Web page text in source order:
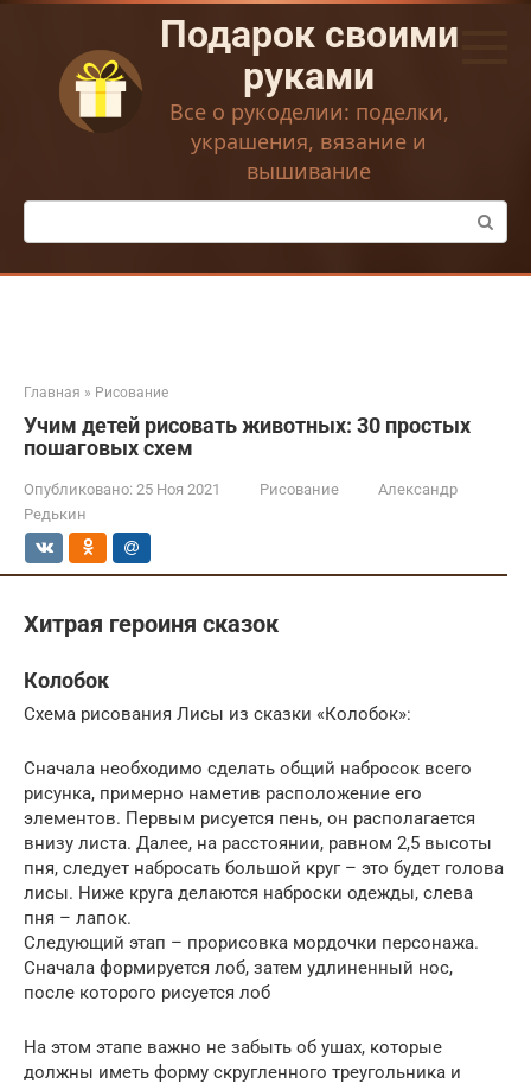
Перейти
контенту
Подарок своими
руками
Все о рукоделии: поделки,
украшения, вязание и
вышивание
Поиск:
Главная » Рисование
Учим детей рисовать животных: 30 простых
пошаговых схем
Опубликовано: 25 Ноя 2021 Рисование
Александр
Редькин
Хитрая героиня сказок
Колобок
Схема рисования Лисы из сказки «Колобок»:
Сначала необходимо сделать общий набросок всего
рисунка, примерно наметив расположение его
элементов. Первым рисуется пень, он располагается
внизу листа. Далее, на расстоянии, равном 2,5 высоты
пня, следует набросать большой круг – это будет голова
лисы. Ниже круга делаются наброски одежды, слева
пня – лапок.
Следующий этап – прорисовка мордочки персонажа.
Сначала формируется лоб, затем удлиненный нос,
после которого рисуется лоб
На этом этапе важно не забыть об ушах, которые
должны иметь форму скругленного треугольника и